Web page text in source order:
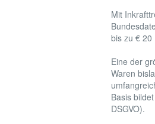
Mit
bis zu € 20
Eine der
Waren
Basis
DSGVO).